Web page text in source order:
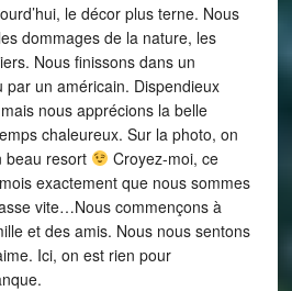
le décor plus terne. Nous
dommages de la nature, les
Nous finissons dans un
un américain. Dispendieux
nous apprécions la belle
chaleureux. Sur la photo, on
beau resort
Croyez-moi, ce
exactement que nous sommes
vite…Nous commençons à
et des amis. Nous nous sentons
Ici, on est rien pour